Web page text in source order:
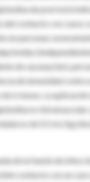
de pool está
del contacto con casos
en personas
de vacunación),
de inmunidad contra
de 6 meses. La aplicación
es intramuscular
es de 0.5 mL/kg
de la fuente de
contacto con un